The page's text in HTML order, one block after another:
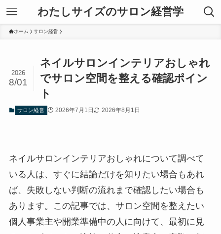
わたしサイズのサロン経営学
ホーム サロン経営
ネイルサロンインテリアおしゃれ
でサロン空間を整える確認ポイン
ト
2026
8/01
サロン経営 2026年7月1日 2026年8月1日
ネイルサロンインテリアおしゃれについて調べて
いる人は、すぐに結論だけを知りたい場合もあれ
ば、失敗しない判断の流れまで確認したい場合も
あります。この記事では、サロン空間を整えたい
個人事業主や開業準備中の人に向けて、最初に見